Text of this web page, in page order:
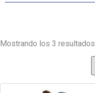
Mostrando los 3 resultados